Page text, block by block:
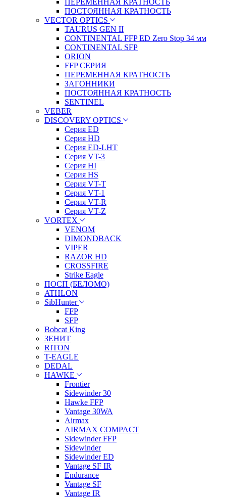
ПОСТОЯННАЯ КРАТНОСТЬ
VECTOR OPTICS
TAURUS GEN II
CONTINENTAL FFP ED Zero Stop 34 мм
CONTINENTAL SFP
ORION
FFP СЕРИЯ
ПЕРЕМЕННАЯ КРАТНОСТЬ
ЗАГОННИКИ
ПОСТОЯННАЯ КРАТНОСТЬ
SENTINEL
VEBER
DISCOVERY OPTICS
Серия ED
Серия HD
Серия ED-LHT
Серия VT-3
Серия HI
Серия HS
Серия VT-T
Серия VT-1
Серия VT-R
Серия VT-Z
VORTEX
VENOM
DIMONDBACK
VIPER
RAZOR HD
CROSSFIRE
Strike Eagle
ПОСП (БЕЛОМО)
ATHLON
SibHunter
FFP
SFP
Bobcat King
ЗЕНИТ
RITON
T-EAGLE
DEDAL
HAWKE
Frontier
Sidewinder 30
Hawke FFP
Vantage 30WA
Airmax
AIRMAX COMPACT
Sidewinder FFP
Sidewinder
Sidewinder ED
Vantage SF IR
Endurance
Vantage SF
Vantage IR